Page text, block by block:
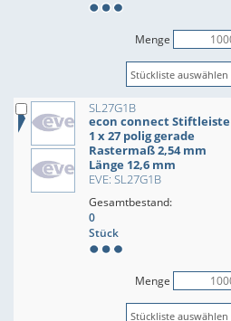
Menge
SL27G1B
econ connect Stiftleiste
1 x 27 polig gerade
Rastermaß 2,54 mm
Länge 12,6 mm
EVE: SL27G1B
Gesamtbestand:
0
Stück
Menge